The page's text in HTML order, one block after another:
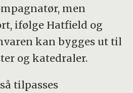
men
ifølge Hatfield og
kan bygges ut til
og katedraler.
tilpasses